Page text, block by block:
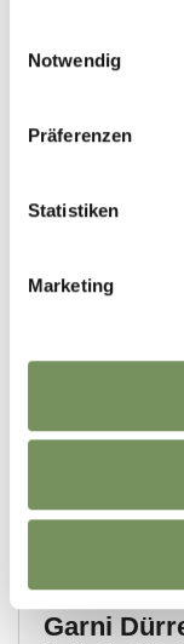
Notwendig
Präferenzen
Statistiken
Marketing